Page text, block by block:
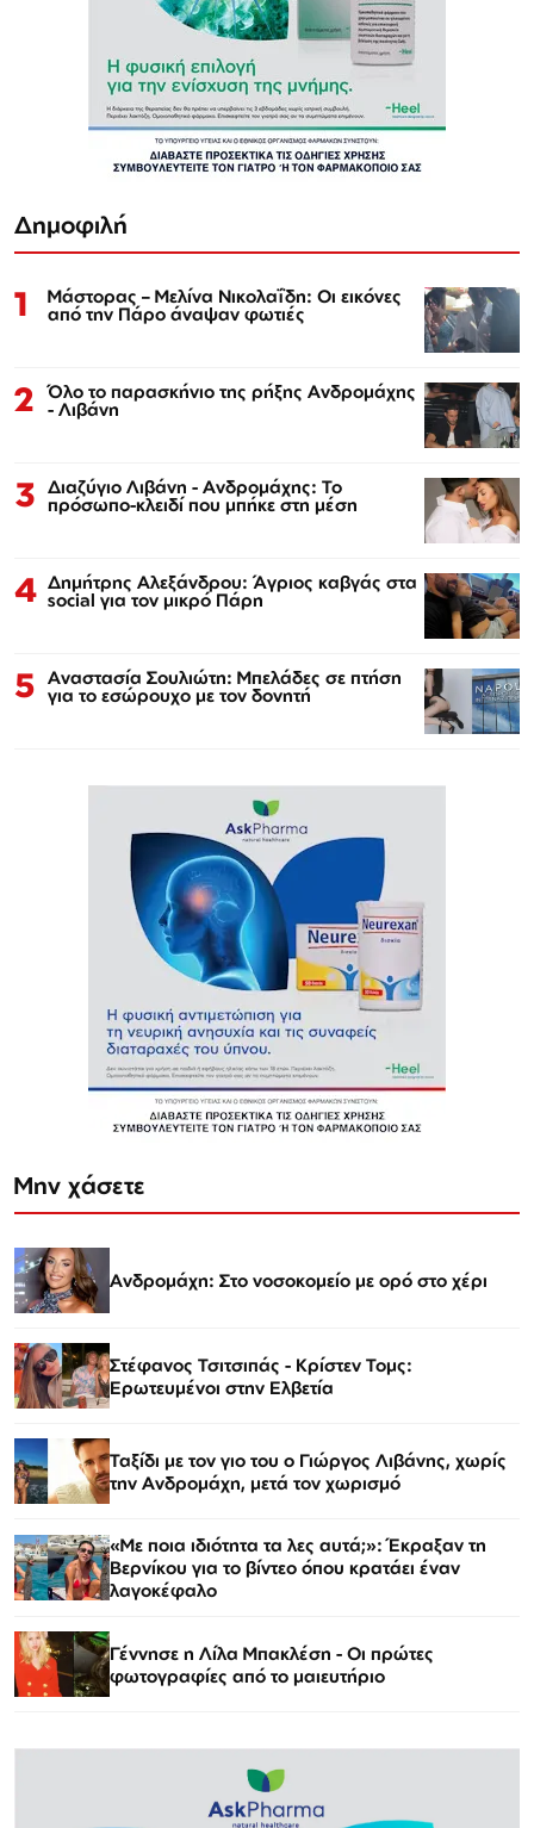
Δημοφιλή
1 Μάστορας – Μελίνα Νικολαΐδη: Οι εικόνες
από την Πάρο άναψαν φωτιές
2 Όλο το παρασκήνιο της ρήξης Ανδρομάχης
- Λιβάνη
3 Διαζύγιο Λιβάνη - Ανδρομάχης: Το
πρόσωπο-κλειδί που μπήκε στη μέση
4 Δημήτρης Αλεξάνδρου: Άγριος καβγάς στα
social για τον μικρό Πάρη
5 Αναστασία Σουλιώτη: Μπελάδες σε πτήση
για το εσώρουχο με τον δονητή
Μην χάσετε
Ανδρομάχη: Στο νοσοκομείο με ορό στο χέρι
Στέφανος Τσιτσιπάς - Kρίστεν Τομς:
Ερωτευμένοι στην Ελβετία
Ταξίδι με τον γιο του ο Γιώργος Λιβάνης, χωρίς
την Ανδρομάχη, μετά τον χωρισμό
«Με ποια ιδιότητα τα λες αυτά;»: Έκραξαν τη
Βερνίκου για το βίντεο όπου κρατάει έναν
λαγοκέφαλο
Γέννησε η Λίλα Μπακλέση - Οι πρώτες
φωτογραφίες από το μαιευτήριο